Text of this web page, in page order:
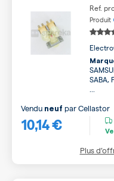
Ref.
Produit
SABA,
10,14 €
Vendu neuf parCellastor
Plus